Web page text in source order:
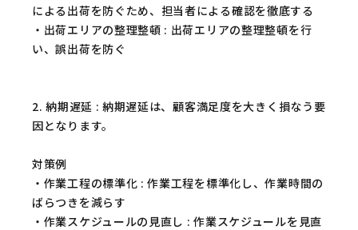
による出荷を防ぐため、担当者による確認を徹底する
・出荷エリアの整理整頓 : 出荷エリアの整理整頓を行
い、誤出荷を防ぐ
2. 納期遅延 : 納期遅延は、顧客満足度を大きく損なう要
因となります。
対策例
・作業工程の標準化 : 作業工程を標準化し、作業時間の
ばらつきを減らす
・作業スケジュールの見直し : 作業スケジュールを見直